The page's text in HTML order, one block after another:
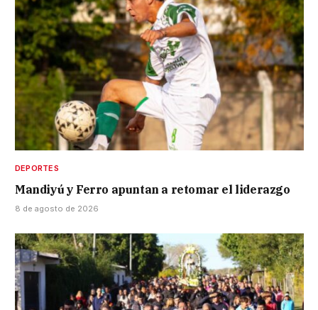
DEPORTES
Mandiyú y Ferro apuntan a retomar el liderazgo
8 de agosto de 2026